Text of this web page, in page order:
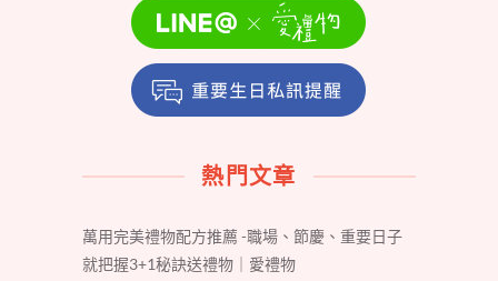
熱門文章
萬用完美禮物配方推薦 -職場、節慶、重要日子
就把握3+1秘訣送禮物｜愛禮物